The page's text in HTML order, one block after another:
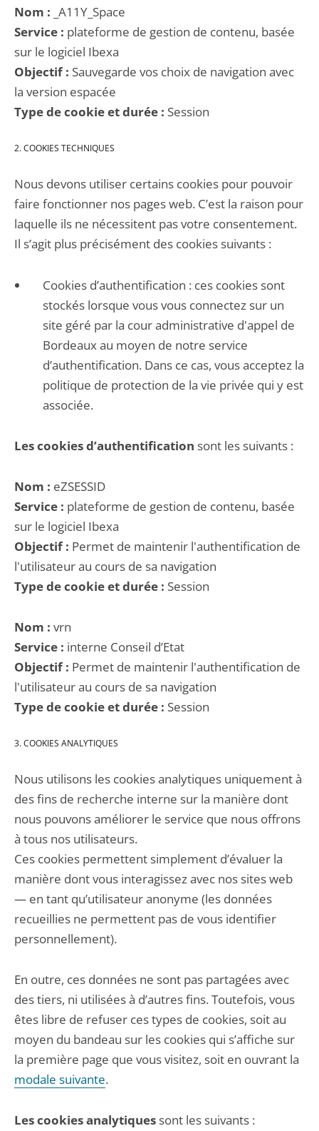
Nom : _A11Y_Space
Service : plateforme de gestion de contenu, basée
sur le logiciel Ibexa
Objectif : Sauvegarde vos choix de navigation avec
la version espacée
Type de cookie et durée : Session
2. COOKIES TECHNIQUES
Nous devons utiliser certains cookies pour pouvoir
faire fonctionner nos pages web. C’est la raison pour
laquelle ils ne nécessitent pas votre consentement.
Il s’agit plus précisément des cookies suivants :
Cookies d’authentification : ces cookies sont
stockés lorsque vous vous connectez sur un
site géré par la cour administrative d'appel de
Bordeaux au moyen de notre service
d’authentification. Dans ce cas, vous acceptez la
politique de protection de la vie privée qui y est
associée.
Les cookies d’authentification sont les suivants :
Nom : eZSESSID
Service : plateforme de gestion de contenu, basée
sur le logiciel Ibexa
Objectif : Permet de maintenir l'authentification de
l'utilisateur au cours de sa navigation
Type de cookie et durée : Session
Nom : vrn
Service : interne Conseil d’Etat
Objectif : Permet de maintenir l'authentification de
l'utilisateur au cours de sa navigation
Type de cookie et durée : Session
3. COOKIES ANALYTIQUES
Nous utilisons les cookies analytiques uniquement à
des fins de recherche interne sur la manière dont
nous pouvons améliorer le service que nous offrons
à tous nos utilisateurs.
Ces cookies permettent simplement d’évaluer la
manière dont vous interagissez avec nos sites web
— en tant qu’utilisateur anonyme (les données
recueillies ne permettent pas de vous identifier
personnellement).
En outre, ces données ne sont pas partagées avec
des tiers, ni utilisées à d’autres fins. Toutefois, vous
êtes libre de refuser ces types de cookies, soit au
moyen du bandeau sur les cookies qui s’affiche sur
la première page que vous visitez, soit en ouvrant la
modale suivante.
Les cookies analytiques sont les suivants :